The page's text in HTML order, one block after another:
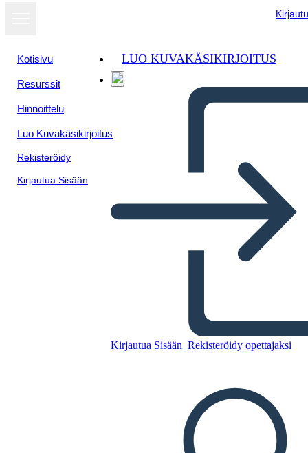
Kotisivu
Resurssit
Hinnoittelu
Luo Kuvakäsikirjoitus
Rekisteröidy
Kirjautua Sisään
LUO KUVAKÄSIKIRJOITUS
Kirjautua Sisään Rekisteröidy opettajaksi
LUO KUVAKÄSIKIRJOITUS
TOISTA DIAESITYS
LUE MINULLE